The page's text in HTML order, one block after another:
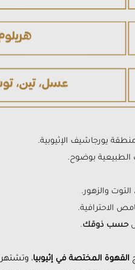
يورجاشيف الإثيوبية.
الطبيعية بوضوح.
والزهور.
الاحترافية.
حسب ذوقك.
القهوة المختصة في إثيوبيا، وتشتهر